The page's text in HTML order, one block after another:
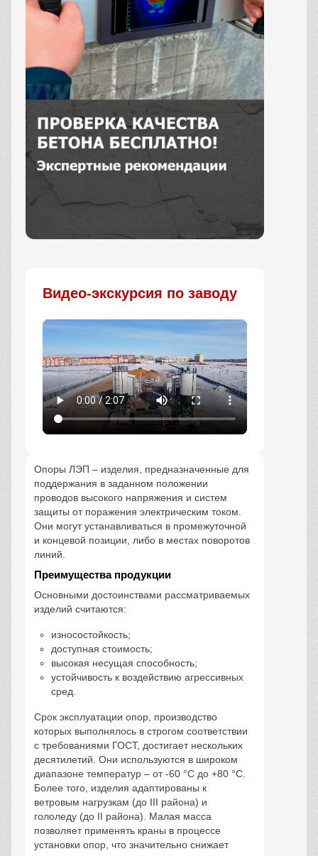
Видео-экскурсия по заводу
Опоры ЛЭП – изделия, предназначенные для
поддержания в заданном положении
проводов высокого напряжения и систем
защиты от поражения электрическим током.
Они могут устанавливаться в промежуточной
и концевой позиции, либо в местах поворотов
линий.
Преимущества продукции
Основными достоинствами рассматриваемых
изделий считаются:
износостойкость;
доступная стоимость;
высокая несущая способность;
устойчивость к воздействию агрессивных
сред.
Срок эксплуатации опор, производство
которых выполнялось в строгом соответствии
с требованиями ГОСТ, достигает нескольких
десятилетий. Они используются в широком
диапазоне температур – от -60 °С до +80 °С.
Более того, изделия адаптированы к
ветровым нагрузкам (до III района) и
гололеду (до II района). Малая масса
позволяет применять краны в процессе
установки опор, что значительно снижает